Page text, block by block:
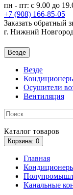
пн - пт: с 9.00 до
+7 (908) 166-85-05
Заказать обратный
г. Нижний
Везде
Везде
Осушители
Вентиляция
Каталог товаров
Корзина: 0
Главная
Канальные